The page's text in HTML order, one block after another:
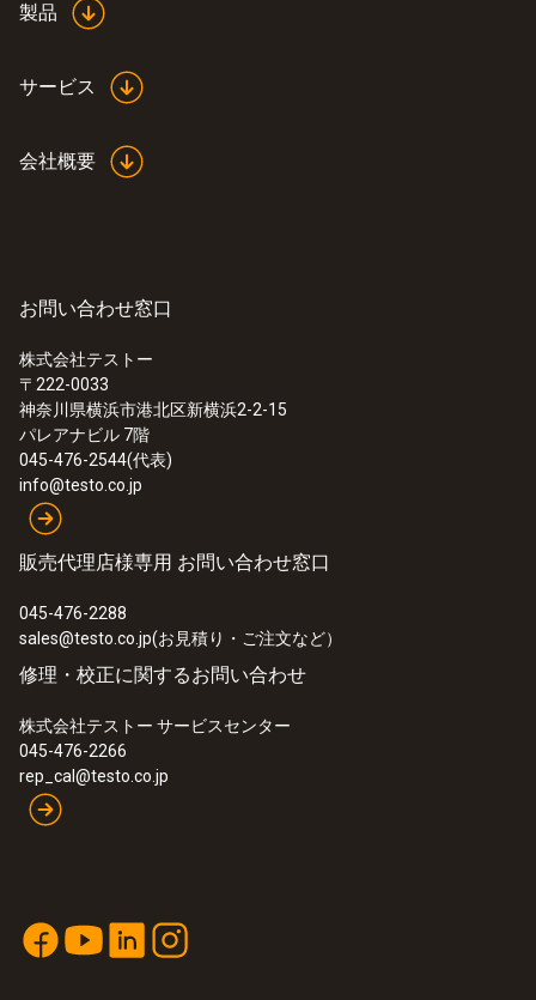
インターフェイスプリンタ
data bus
質量
264 g
:0563 3503
testo 350 - testo 350 MARITIME_V2 燃
焼排ガス分析計 舶用ディーゼルエンジ
ン計測用
testo 350 - 多成分燃焼排ガス分析計 測
定ボックス
製品
サービス
会社概要
お問い合わせ窓口
株式会社テストー
〒222-0033
神奈川県横浜市港北区新横浜2-2-15
パレアナビル 7階
045-476-2544(代表)
info@testo.co.jp
販売代理店様専用 お問い合わせ窓口
045-476-2288
sales@testo.co.jp(お見積り・ご注文など）
修理・校正に関するお問い合わせ
株式会社テストー サービスセンター
045-476-2266
rep_cal@testo.co.jp